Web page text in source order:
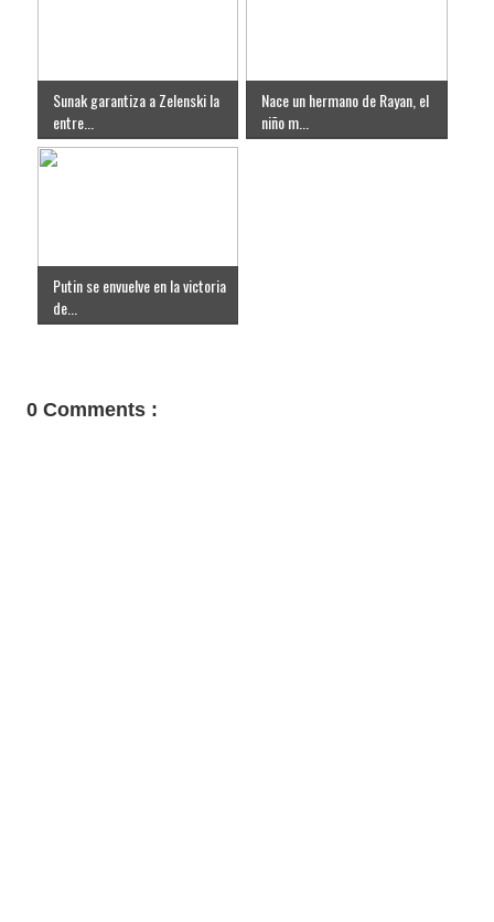
Sunak garantiza a Zelenski la
entre...
Nace un hermano de Rayan, el
niño m...
Putin se envuelve en la victoria
de...
0 Comments :